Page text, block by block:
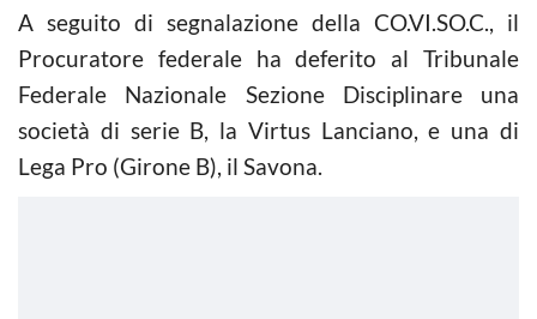
A seguito di segnalazione della CO.VI.SO.C., il
Procuratore federale ha deferito al Tribunale
Federale Nazionale Sezione Disciplinare una
società di serie B, la Virtus Lanciano, e una di
Lega Pro (Girone B), il Savona.